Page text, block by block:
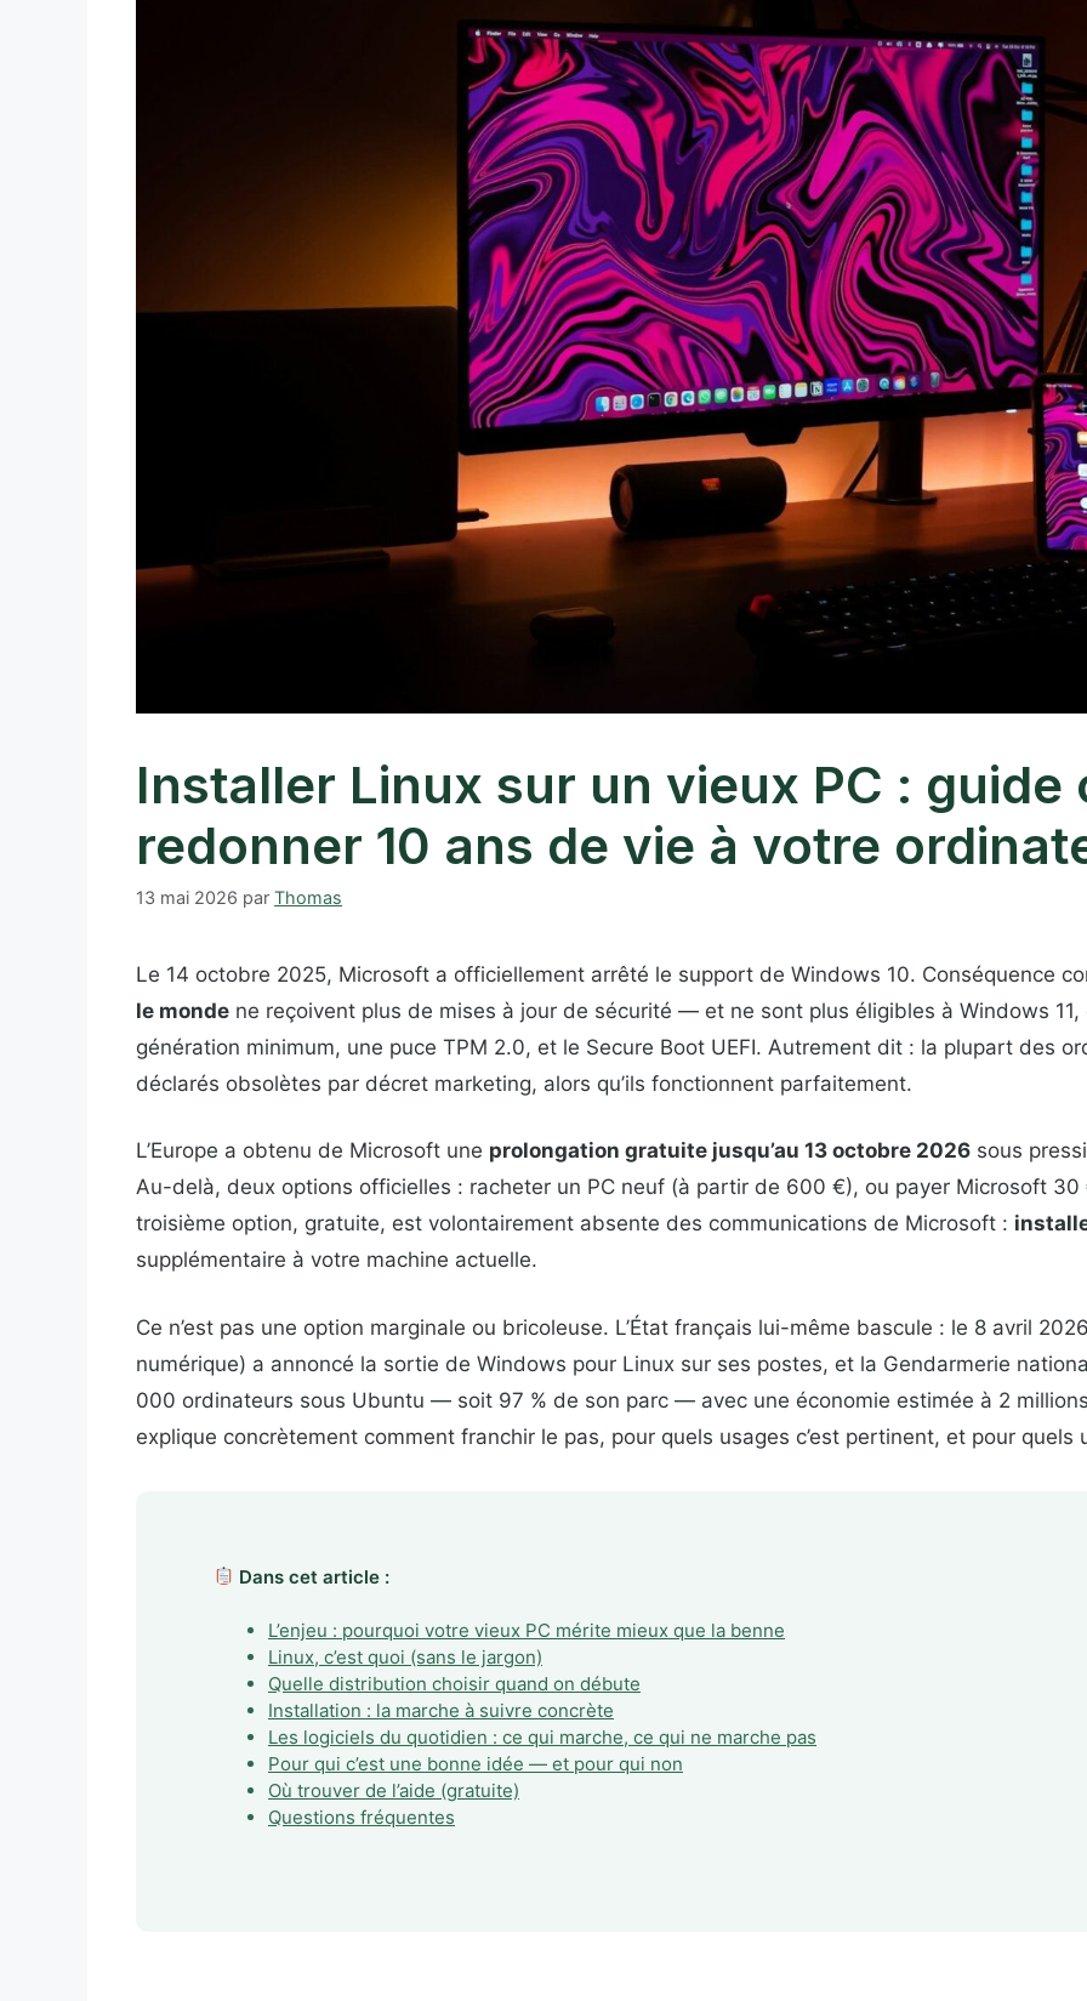
Installer Linux sur un vieux PC :
redonner 10 ans de vie à votre
13 mai 2026 par Thomas
Le 14 octobre 2025, Microsoft a officiellement arrêté le support de Windows 10. Conséquence
le monde ne reçoivent plus de mises à jour de sécurité — et ne sont plus éligibles à Windows
génération minimum, une puce TPM 2.0, et le Secure Boot UEFI. Autrement dit : la plupart des
déclarés obsolètes par décret marketing, alors qu’ils fonctionnent parfaitement.
L’Europe a obtenu de Microsoft une prolongation gratuite jusqu’au 13 octobre 2026 sous
Au-delà, deux options officielles : racheter un PC neuf (à partir de 600 €), ou payer Microsoft
troisième option, gratuite, est volontairement absente des communications de Microsoft :
supplémentaire à votre machine actuelle.
Ce n’est pas une option marginale ou bricoleuse. L’État français lui-même bascule : le 8 avril
numérique) a annoncé la sortie de Windows pour Linux sur ses postes, et la Gendarmerie
000 ordinateurs sous Ubuntu — soit 97 % de son parc — avec une économie estimée à 2
explique concrètement comment franchir le pas, pour quels usages c’est pertinent, et pour quels
Dans cet article :
L’enjeu : pourquoi votre vieux PC mérite mieux que la benne
Linux, c’est quoi (sans le jargon)
Quelle distribution choisir quand on débute
Installation : la marche à suivre concrète
Les logiciels du quotidien : ce qui marche, ce qui ne marche pas
Pour qui c’est une bonne idée — et pour qui non
Où trouver de l’aide (gratuite)
Questions fréquentes